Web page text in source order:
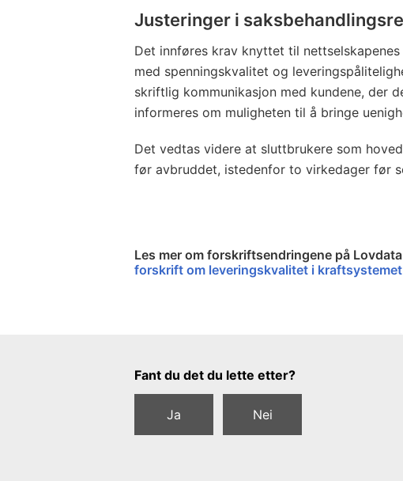
Justeringer i
Det innføres krav knyttet til
med spenningskvalitet og
skriftlig kommunikasjon med kundene, der
informeres om muligheten til å bringe
Det vedtas videre at sluttbrukere som
før avbruddet, istedenfor to virkedager før
Les mer om forskriftsendringene på
forskrift om leveringskvalitet i kraftsystemet
Tilbakemeldingsskjema
Fant du det du lette etter?
Ja Nei